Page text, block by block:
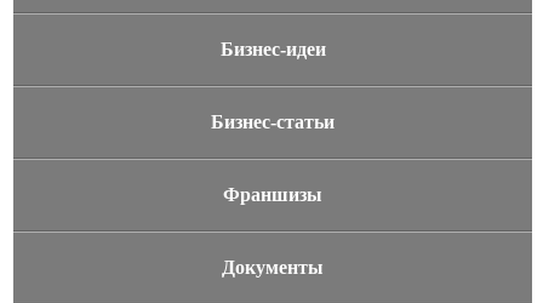
Бизнес-идеи
Бизнес-статьи
Франшизы
Документы